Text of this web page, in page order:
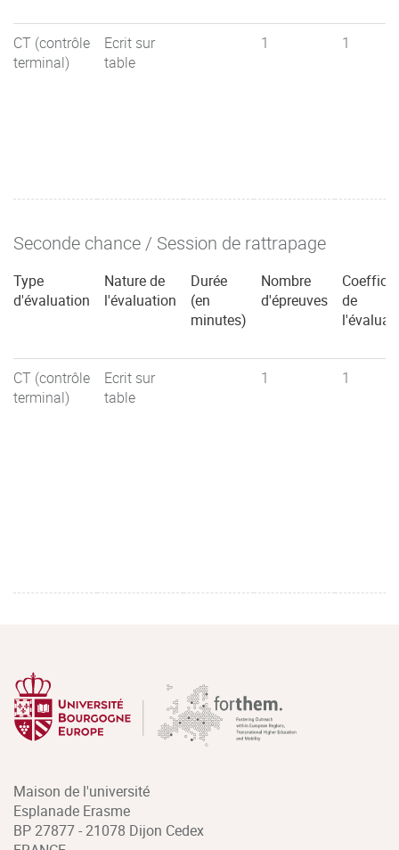
CT (contrôle
terminal)
Ecrit sur
table
1 1
Seconde chance / Session de rattrapage
Type
d'évaluation
Nature de
l'évaluation
Durée
(en
minutes)
Nombre
d'épreuves
de
CT (contrôle
terminal)
Ecrit sur
table
1 1
Maison de l'université
Esplanade Erasme
BP 27877 - 21078 Dijon Cedex